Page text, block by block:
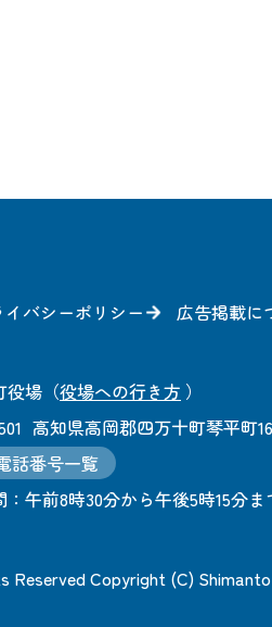
イバシーポリシー 広告掲載に
役場 （役場への行き方 ）
高知県高岡郡四万十町琴平町
話番号一覧
午前8時30分から午後5時15分ま
Reserved Copyright (C)